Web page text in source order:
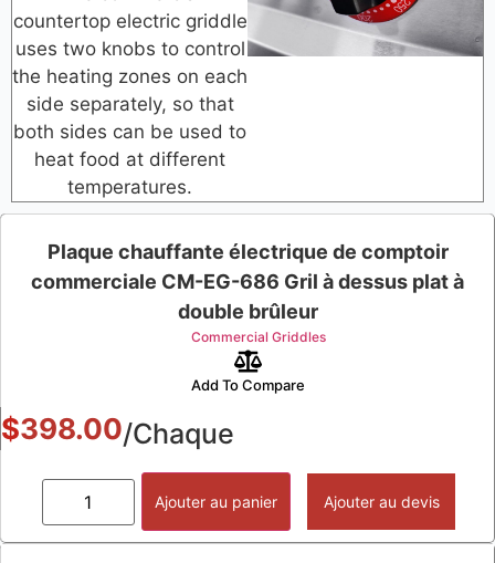
countertop electric griddle
uses two knobs to control
the heating zones on each
side separately, so that
both sides can be used to
heat food at different
temperatures.
Plaque chauffante électrique de comptoir
commerciale CM-EG-686 Gril à dessus plat à
double brûleur
Commercial Griddles
Add To Compare
$398.00/Chaque
Ajouter au panier Ajouter au devis